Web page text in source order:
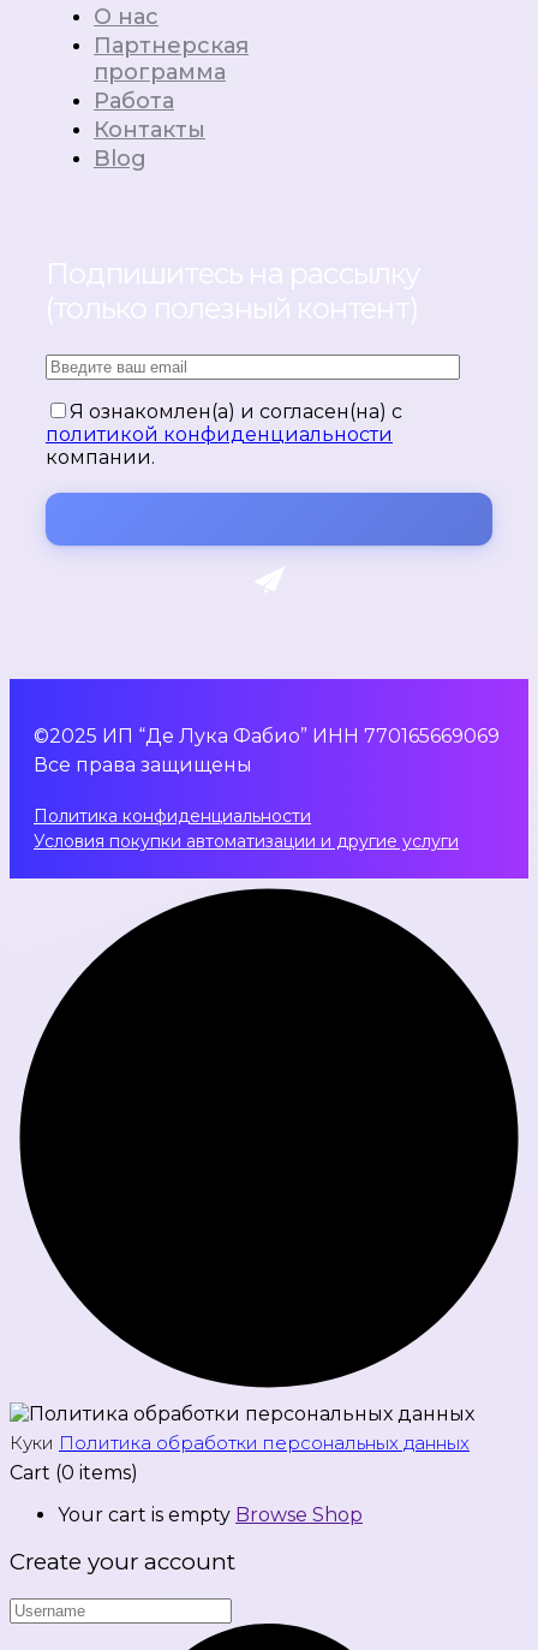
О нас
Партнерская
программа
Работа
Контакты
Blog
Подпишитесь на рассылку
(только полезный контент)
Я ознакомлен(а) и согласен(на) с
политикой конфиденциальности
компании.
©2025 ИП “Де Лука Фабио” ИНН 770165669069
Все права защищены
Политика конфиденциальности
Условия покупки автоматизации и другие услуги
Куки Политика обработки персональных данных
Cart (0 items)
Your cart is empty Browse Shop
Create your account